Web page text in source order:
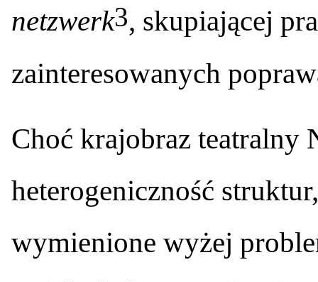
netzwerk3, skupiającej
zainteresowanych
Choć krajobraz teatralny
heterogeniczność
wymienione wyżej